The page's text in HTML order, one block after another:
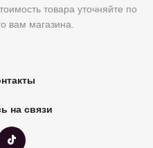
товара уточняйте по
вам магазина.
на связи